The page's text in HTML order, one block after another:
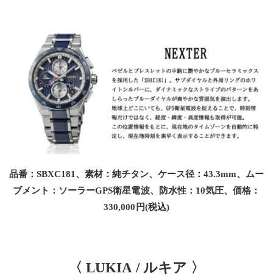
品番：SBXC181、素材：純チタン、ケース径：43.3mm、ムー
ブメント：ソーラーGPS衛星電波、防水性：10気圧、価格：
330,000円(税込)
〈 LUKIA / ルキア 〉